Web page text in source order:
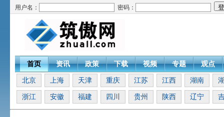
用户名： 密码：
首页 资讯 政策 下载 视频 专题 观点
北京 上海 天津 重庆 江苏 江西 湖南
浙江 安徽 福建 四川 贵州 陕西 辽宁